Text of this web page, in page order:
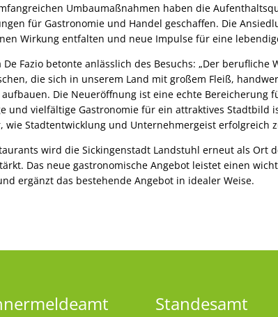
Umbaumaßnahmen haben die
für Gastronomie und Handel geschaffen. Die
Wirkung entfalten und neue Impulse für eine
Fazio betonte anlässlich des Besuchs: „Der berufliche
die sich in unserem Land mit großem Fleiß,
aufbauen. Die Neueröffnung ist eine echte Bereicherung
und vielfältige Gastronomie für ein attraktives Stadtbild
wie Stadtentwicklung und Unternehmergeist erfolgreich
wird die Sickingenstadt Landstuhl erneut als Ort
Das neue gastronomische Angebot leistet einen
ergänzt das bestehende Angebot in idealer Weise.
Standesamt